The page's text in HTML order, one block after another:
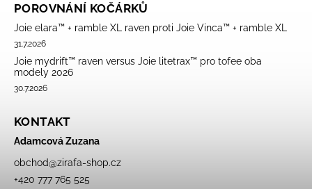
POROVNÁNÍ KOČÁRKŮ
Joie elara™ + ramble XL raven proti Joie Vinca™ + ramble XL
31.7.2026
Joie mydrift™ raven versus Joie litetrax™ pro tofee oba
modely 2026
30.7.2026
KONTAKT
Adamcová Zuzana
obchod@zirafa-shop.cz
+420 777 765 525